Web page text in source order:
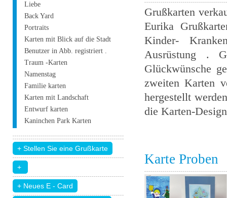
Liebe
Back Yard
Portraits
Karten mit Blick auf die Stadt
Benutzer in Abb. registriert .
Traum -Karten
Namenstag
Familie karten
Karten mit Landschaft
Entwurf karten
Kaninchen Park Karten
Grußkarten
Eurika
Kinder-
Ausrüstung .
Glückwünsche
zweiten Karten
hergestellt
die Karten-
Karte Proben